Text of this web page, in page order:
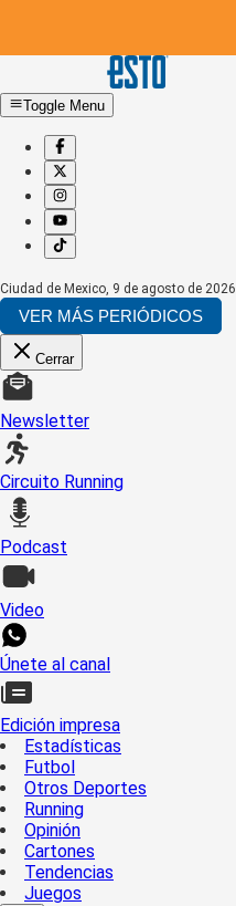
Toggle Menu
Ciudad de Mexico, 9 de agosto de 2026
VER MÁS PERIÓDICOS
Cerrar
Newsletter
Circuito Running
Podcast
Video
Únete al canal
Edición impresa
Estadísticas
Futbol
Otros Deportes
Running
Opinión
Cartones
Tendencias
Juegos